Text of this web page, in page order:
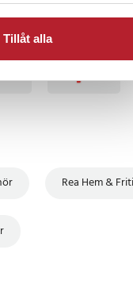
Tillåt alla
Rea Hem &